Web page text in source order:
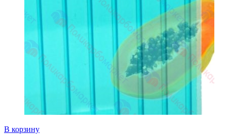
В корзину